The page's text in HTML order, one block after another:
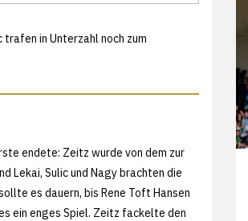
trafen in Unterzahl noch zum
endete: Zeitz wurde von dem zur
Lekai, Sulic und Nagy brachten die
es dauern, bis Rene Toft Hansen
ein enges Spiel. Zeitz fackelte den